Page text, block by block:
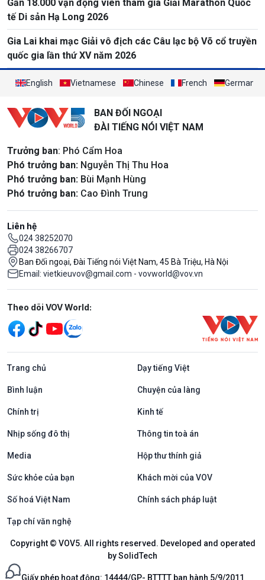
Gần 18.000 vận động viên tham gia Giải Marathon Quốc
tế Di sản Hạ Long 2026
Gia Lai khai mạc Giải vô địch các Câu lạc bộ Võ cổ truyền
quốc gia lần thứ XV năm 2026
English Vietnamese Chinese French German
BAN ĐỐI NGOẠI
ĐÀI TIẾNG NÓI VIỆT NAM
Trưởng ban: Phó Cẩm Hoa
Phó trưởng ban: Nguyễn Thị Thu Hoa
Phó trưởng ban: Bùi Mạnh Hùng
Phó trưởng ban: Cao Đình Trung
Liên hệ
024 38252070
024 38266707
Ban Đối ngoại, Đài Tiếng nói Việt Nam, 45 Bà Triệu, Hà Nội
Email: vietkieuvov@gmail.com - vovworld@vov.vn
Mạng xã hội
Theo dõi VOV World:
Trang chủ Dạy tiếng Việt
Bình luận Chuyện của làng
Chính trị Kinh tế
Nhịp sống đô thị Thông tin toà án
Media Hộp thư thính giả
Sức khỏe của bạn Khách mời của VOV
Số hoá Việt Nam Chính sách pháp luật
Tạp chí văn nghệ
Copyright © VOV5. All rights reserved. Developed and operated
by SolidTech
Giấy phép hoạt động: 14444/GP- BTTTT ban hành 5/9/2011